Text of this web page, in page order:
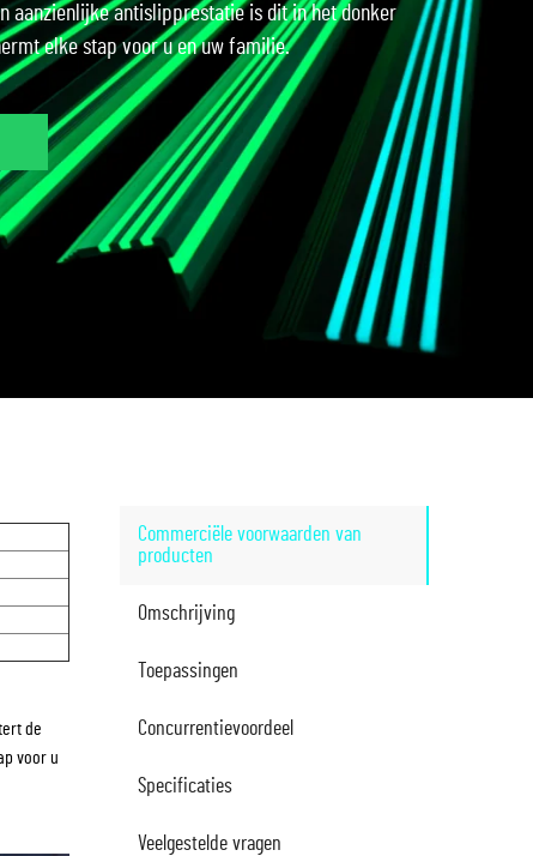
aanzienlijke antislipprestatie is dit in het donker
elke stap voor u en uw familie.
Commerciële voorwaarden van
producten
Omschrijving
Toepassingen
Concurrentievoordeel
Specificaties
Veelgestelde vragen
de
voor u